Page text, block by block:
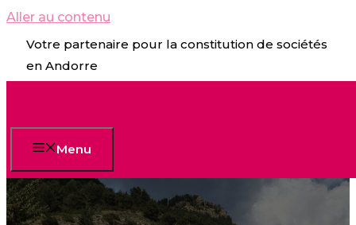
Aller au contenu
Votre partenaire pour la constitution de sociétés
en Andorre
Menu